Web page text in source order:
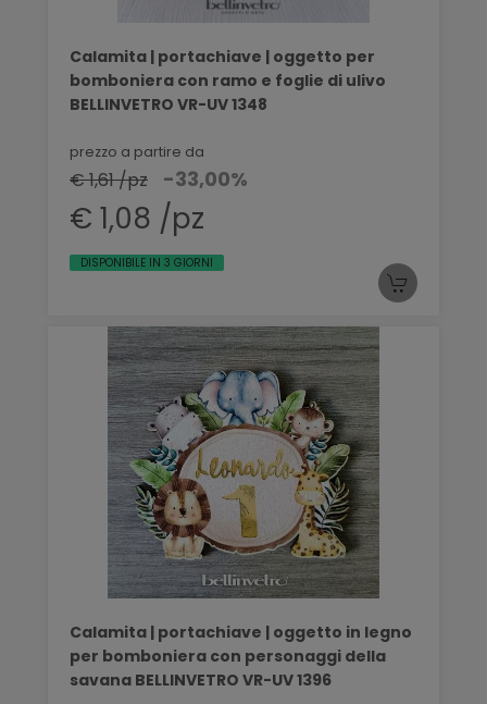
Calamita | portachiave | oggetto per
bomboniera con ramo e foglie di ulivo
BELLINVETRO VR-UV 1348
prezzo a partire da
€ 1,61 /pz -33,00%
€ 1,08 /pz
DISPONIBILE IN 3 GIORNI
Calamita | portachiave | oggetto in legno
per bomboniera con personaggi della
savana BELLINVETRO VR-UV 1396